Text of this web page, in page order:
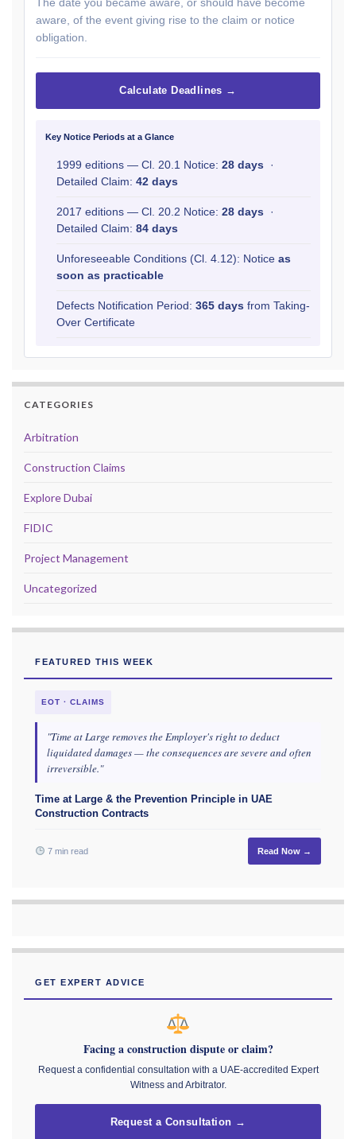
aware, of the event giving rise to the claim or notice
obligation.
Calculate Deadlines →
Key Notice Periods at a Glance
1999 editions — Cl. 20.1 Notice: 28 days ·
Detailed Claim: 42 days
2017 editions — Cl. 20.2 Notice: 28 days ·
Detailed Claim: 84 days
Unforeseeable Conditions (Cl. 4.12): Notice as
soon as practicable
Defects Notification Period: 365 days from Taking-
Over Certificate
CATEGORIES
Arbitration
Construction Claims
Explore Dubai
FIDIC
Project Management
Uncategorized
FEATURED THIS WEEK
EOT · CLAIMS
"Time at Large removes the Employer's right to deduct
liquidated damages — the consequences are severe and often
irreversible."
Time at Large & the Prevention Principle in UAE
Construction Contracts
7 min read Read Now →
GET EXPERT ADVICE
Facing a construction dispute or claim?
Request a confidential consultation with a UAE-accredited Expert
Witness and Arbitrator.
Request a Consultation →